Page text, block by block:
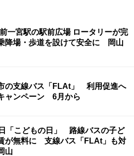
一宮駅の駅前広場 ロータリーが完
場・歩道を設けて安全に 岡山
の支線バス「FLAt」 利用促進へ
ャンペーン 6月から
「こどもの日」 路線バスの子ど
が無料に 支線バス「FLAt」も対
山